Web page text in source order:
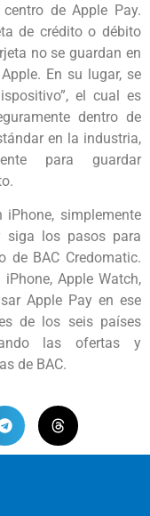
de Apple Pay.
de crédito o débito
no se guardan en
En su lugar, se
el cual es
dentro de
en la industria,
para guardar
iPhone, simplemente
siga los pasos para
de BAC Credomatic.
Apple Watch,
Apple Pay en ese
de los seis países
las ofertas y
de BAC.